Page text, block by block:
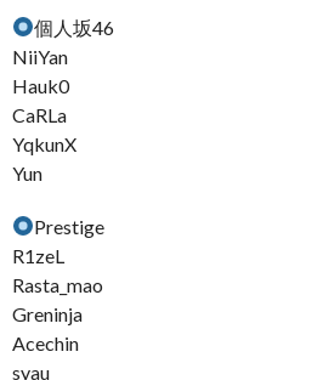
個人坂46
NiiYan
Hauk0
CaRLa
YqkunX
Yun
Prestige
R1zeL
Rasta_mao
Greninja
Acechin
syau